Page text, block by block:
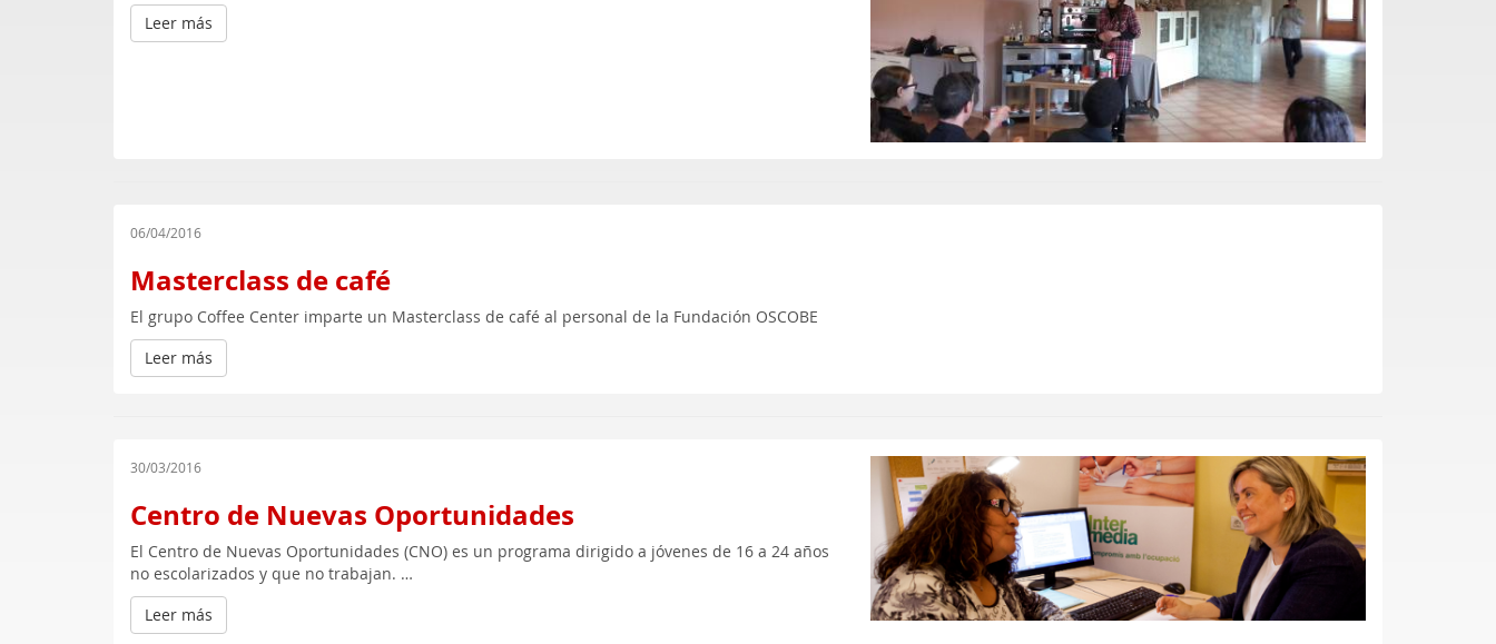
Leer más
06/04/2016
Masterclass de café
El grupo Coffee Center imparte un Masterclass de café al personal de la Fundación OSCOBE
Leer más
30/03/2016
Centro de Nuevas Oportunidades
El Centro de Nuevas Oportunidades (CNO) es un programa dirigido a jóvenes de 16 a 24 años
no escolarizados y que no trabajan. …
Leer más